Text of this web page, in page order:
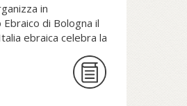
in
di Bologna il
ebraica celebra la